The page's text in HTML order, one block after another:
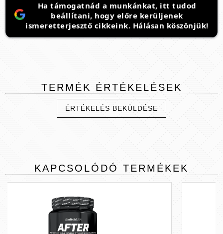
Ha támogatnád a munkánkat, itt tudod
beállítani, hogy előre kerüljenek
ismeretterjesztő cikkeink. Hálásan köszönjük!
TERMÉK ÉRTÉKELÉSEK
ÉRTÉKELÉS BEKÜLDÉSE
KAPCSOLÓDÓ TERMÉKEK